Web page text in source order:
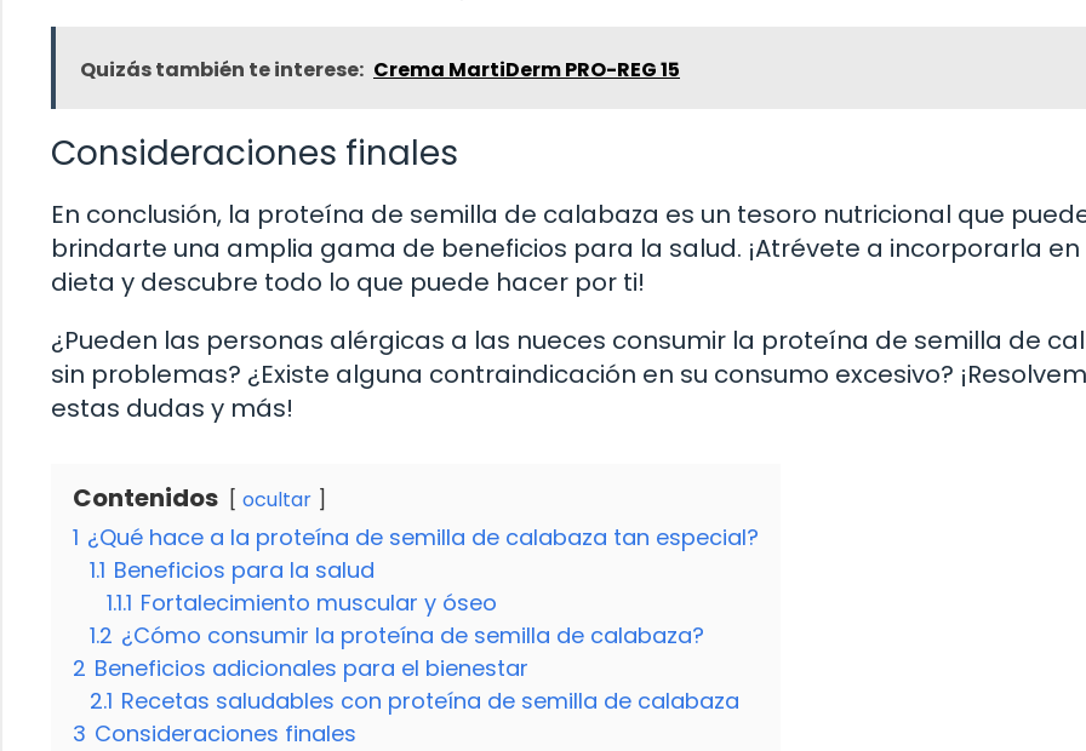
Quizás también te interese: Crema MartiDerm PRO-REG 15
Consideraciones finales
En conclusión, la proteína de semilla de calabaza es un tesoro nutricional que
brindarte una amplia gama de beneficios para la salud. ¡Atrévete a incorporarla en
dieta y descubre todo lo que puede hacer por ti!
¿Pueden las personas alérgicas a las nueces consumir la proteína de semilla de
sin problemas? ¿Existe alguna contraindicación en su consumo excesivo?
estas dudas y más!
Contenidos ocultar
1 ¿Qué hace a la proteína de semilla de calabaza tan especial?
1.1 Beneficios para la salud
1.1.1 Fortalecimiento muscular y óseo
1.2 ¿Cómo consumir la proteína de semilla de calabaza?
2 Beneficios adicionales para el bienestar
2.1 Recetas saludables con proteína de semilla de calabaza
3 Consideraciones finales